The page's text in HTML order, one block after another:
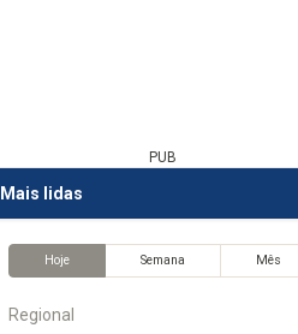
PUB
Mais lidas
Hoje Semana Mês
Regional